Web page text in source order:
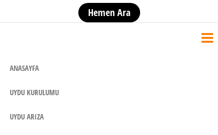
Hemen Ara
ANASAYFA
UYDU KURULUMU
UYDU ARIZA